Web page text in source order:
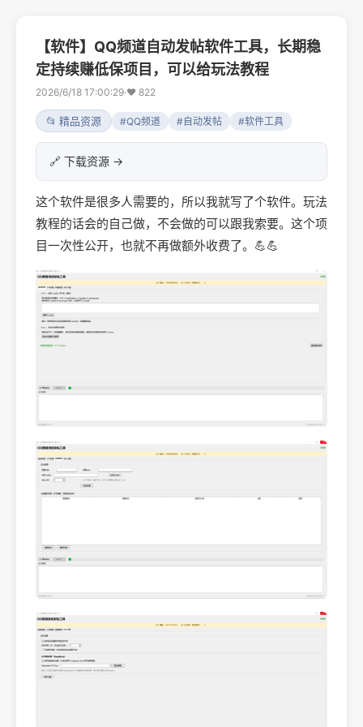
【软件】QQ频道自动发帖软件工具，长期稳
定持续赚低保项目，可以给玩法教程
2026/6/18 17:00:29·❤ 822
📂 精品资源 #QQ频道 #自动发帖 #软件工具
🔗 下载资源 →
这个软件是很多人需要的，所以我就写了个软件。玩法
教程的话会的自己做，不会做的可以跟我索要。这个项
目一次性公开，也就不再做额外收费了。💪💪